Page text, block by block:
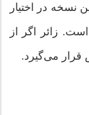
نسخه در اختیار
زائر اگر از
قرار می‌گیرد.